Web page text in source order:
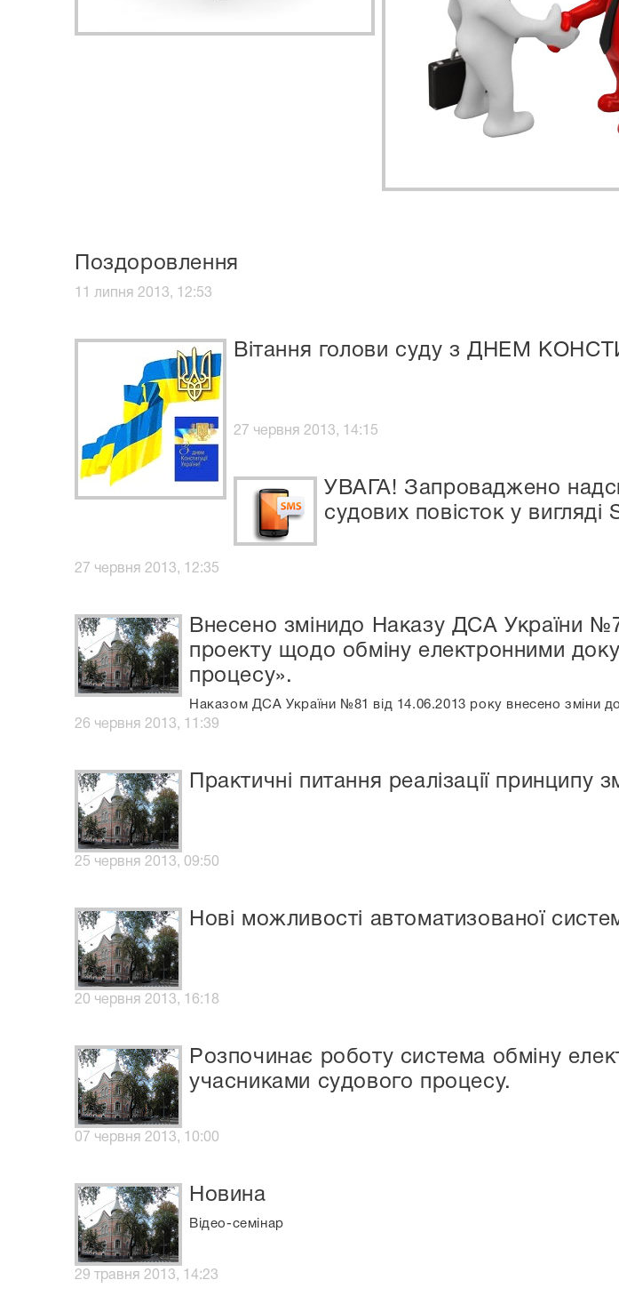
Поздоровлення
11 липня 2013, 12:53
Вітання голови суду з ДНЕМ
27 червня 2013, 14:15
УВАГА! Запроваджено
судових повісток у вигляді
27 червня 2013, 12:35
Внесено змінидо Наказу ДСА України
проекту щодо обміну електронними
процесу».
Наказом ДСА України №81 від 14.06.2013 року внесено зміни
26 червня 2013, 11:39
Практичні питання реалізації принципу
25 червня 2013, 09:50
Нові можливості автоматизованої
20 червня 2013, 16:18
Розпочинає роботу система обміну
учасниками судового процесу.
07 червня 2013, 10:00
Новина
Відео-семінар
29 травня 2013, 14:23